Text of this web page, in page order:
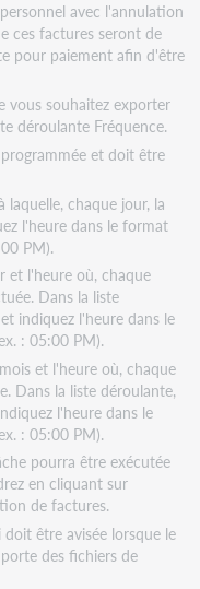
avec l'annulation
ces factures seront de
pour paiement afin d'être
vous souhaitez exporter
déroulante Fréquence.
et doit être
chaque jour, la
l'heure dans le format
PM).
et l'heure où, chaque
Dans la liste
indiquez l'heure dans le
: 05:00 PM).
et l'heure où, chaque
Dans la liste déroulante,
l'heure dans le
: 05:00 PM).
pourra être exécutée
en cliquant sur
de factures.
être avisée lorsque le
des fichiers de